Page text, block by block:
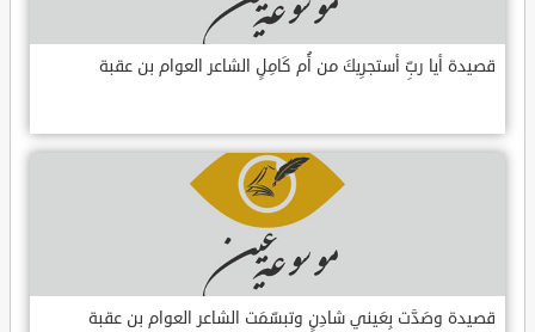
قصيدة أيا ربِّ أستجرِيكَ من أُم كَامِلٍ الشاعر العوام بن عقبة
قصيدة وصَدَّت بِعَيني شادِنٍ وتبسّمَت الشاعر العوام بن عقبة